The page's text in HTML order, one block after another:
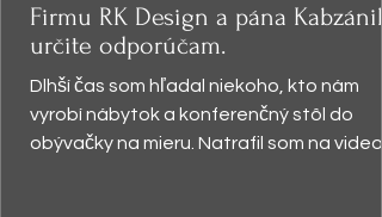
Firmu RK Design a pána
určite odporúčam.
Dlhší čas som hľadal niekoho, kto nám
vyrobí nábytok a konferenčný stôl do
obývačky na mieru. Natrafil som na video,